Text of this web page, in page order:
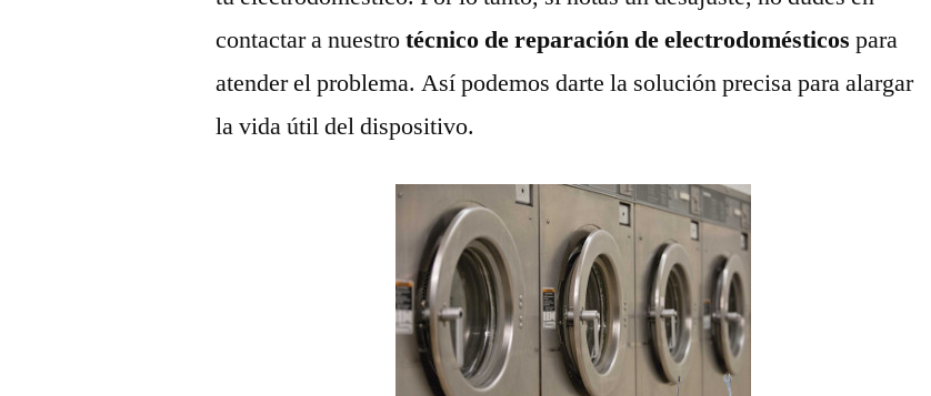
contactar a nuestrotécnico de reparación de electrodomésticospara
atender el problema. Así podemos darte la solución precisa para alargar
la vida útil del dispositivo.